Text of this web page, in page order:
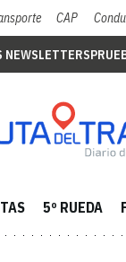
CAP
NEWSLETTERS
5º RUEDA